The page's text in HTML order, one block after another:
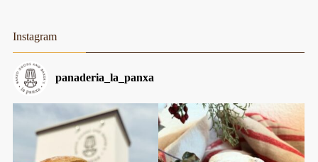
Instagram
panaderia_la_panxa